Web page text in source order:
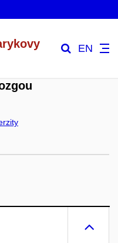
EN